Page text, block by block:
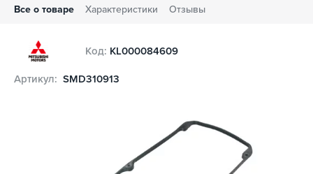
Все о товаре Характеристики Отзывы
Код: KL000084609
Артикул: SMD310913